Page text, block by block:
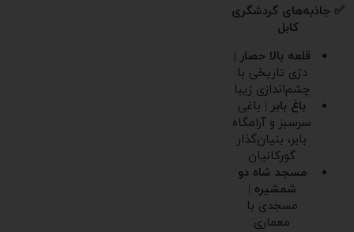
✅ جاذبه‌های گردشگری
کابل
قلعه بالا حصار |
دژی تاریخی با
چشم‌اندازی زیبا
باغ بابر| باغی
سرسبز و آرامگاه
بابر، بنیان‌گذار
گورکانیان
مسجد شاه دو
شمشیره |
مسجدی با
معماری